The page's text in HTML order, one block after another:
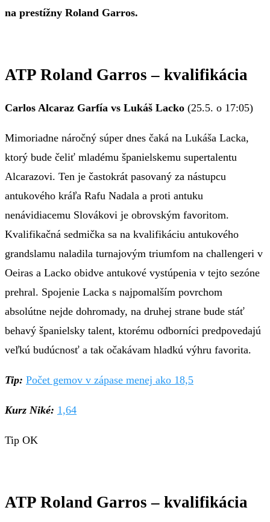
na prestížny Roland Garros.
ATP Roland Garros – kvalifikácia
Carlos Alcaraz Garfía vs Lukáš Lacko (25.5. o 17:05)
Mimoriadne náročný súper dnes čaká na Lukáša Lacka,
ktorý bude čeliť mladému španielskemu supertalentu
Alcarazovi. Ten je častokrát pasovaný za nástupcu
antukového kráľa Rafu Nadala a proti antuku
nenávidiacemu Slovákovi je obrovským favoritom.
Kvalifikačná sedmička sa na kvalifikáciu antukového
grandslamu naladila turnajovým triumfom na challengeri v
Oeiras a Lacko obidve antukové vystúpenia v tejto sezóne
prehral. Spojenie Lacka s najpomalším povrchom
absolútne nejde dohromady, na druhej strane bude stáť
behavý španielsky talent, ktorému odborníci predpovedajú
veľkú budúcnosť a tak očakávam hladkú výhru favorita.
Tip: Počet gemov v zápase menej ako 18,5
Kurz Niké: 1,64
Tip OK
ATP Roland Garros – kvalifikácia